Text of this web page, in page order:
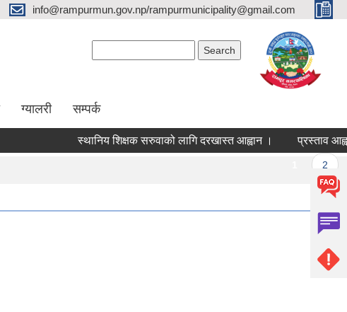
info@rampurmun.gov.np/rampurmunicipality@gmail.com
ग्यालरी सम्पर्क
स्थानिय शिक्षक सरुवाको लागि दरखास्त आह्वान । प्रस्ताव